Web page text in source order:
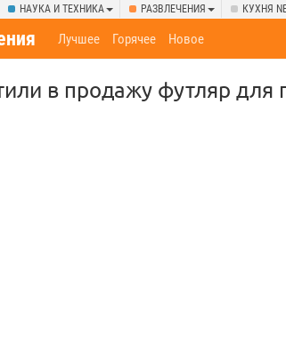
НАУКА И ТЕХНИКА РАЗВЛЕЧЕНИЯ КУХНЯ
Лучшее Горячее Новое
в продажу футляр для